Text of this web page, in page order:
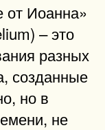
от Иоанна»
– это
разных
созданные
но в
не